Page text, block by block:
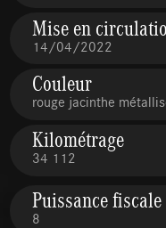
Mise en
14/04/2022
Couleur
rouge jacinthe
Kilométrage
34 112
Puissance fiscale
8